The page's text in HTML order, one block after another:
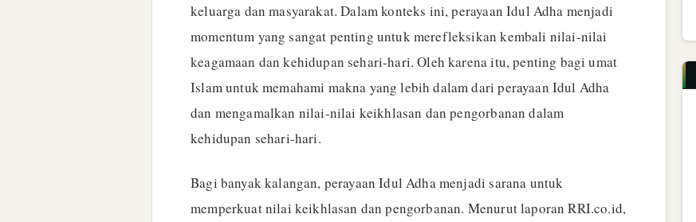
keluarga dan masyarakat. Dalam konteks ini, perayaan Idul Adha menjadi
momentum yang sangat penting untuk merefleksikan kembali nilai-nilai
keagamaan dan kehidupan sehari-hari. Oleh karena itu, penting bagi umat
Islam untuk memahami makna yang lebih dalam dari perayaan Idul Adha
dan mengamalkan nilai-nilai keikhlasan dan pengorbanan dalam
kehidupan sehari-hari.
Bagi banyak kalangan, perayaan Idul Adha menjadi sarana untuk
memperkuat nilai keikhlasan dan pengorbanan. Menurut laporan RRI.co.id,